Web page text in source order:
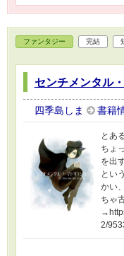
ファンタジー 完結
センチメンタル
四季島しま 書籍
とあ
ちょ
を出
とい
かい
ちゃ
2/